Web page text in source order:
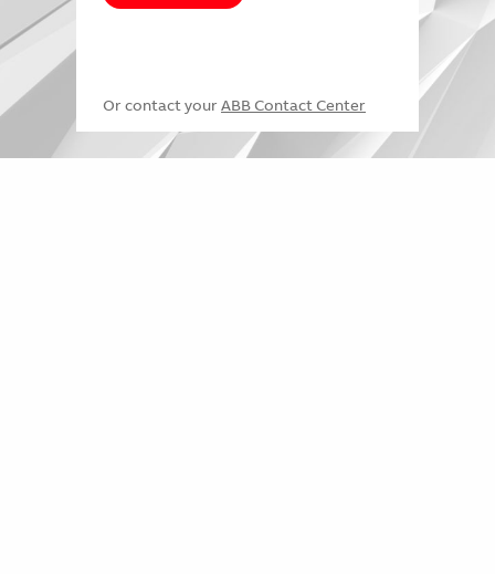
Or contact your ABB Contact Center